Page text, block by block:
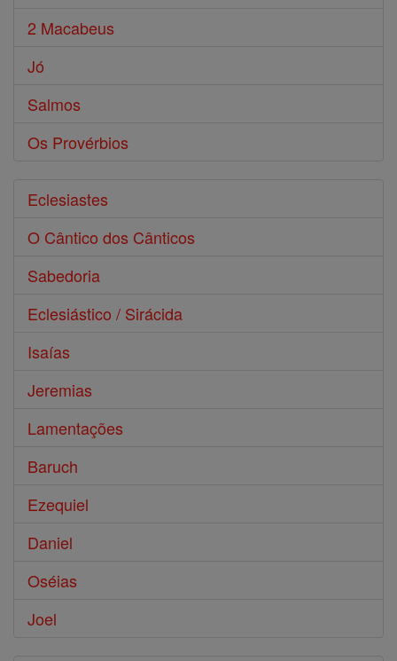
2 Macabeus
Jó
Salmos
Os Provérbios
Eclesiastes
O Cântico dos Cânticos
Sabedoria
Eclesiástico / Sirácida
Isaías
Jeremias
Lamentações
Baruch
Ezequiel
Daniel
Oséias
Joel